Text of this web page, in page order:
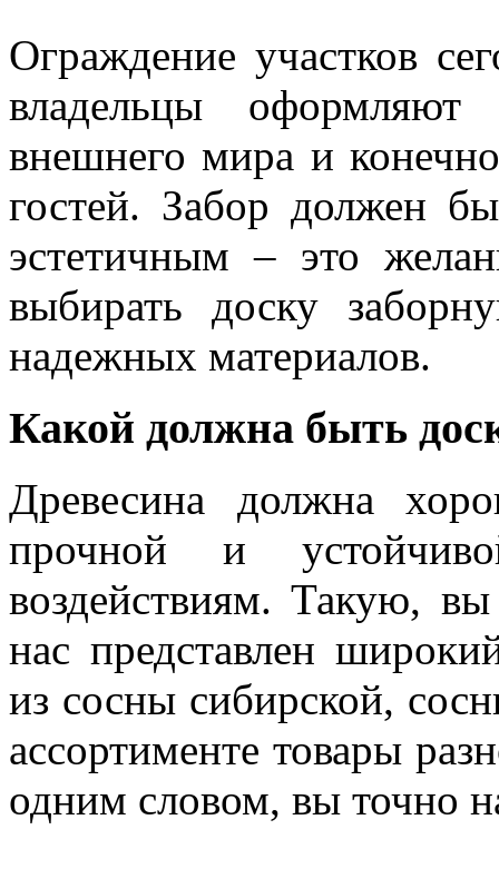
Ограждение участков
владельцы
внешнего мира и
гостей. Забор должен
эстетичным – это
выбирать доску
надежных материалов.
Какой должна быть
Древесина должна
прочной и
воздействиям. Такую,
нас представлен
из сосны сибирской,
ассортименте товары
одним словом, вы точно